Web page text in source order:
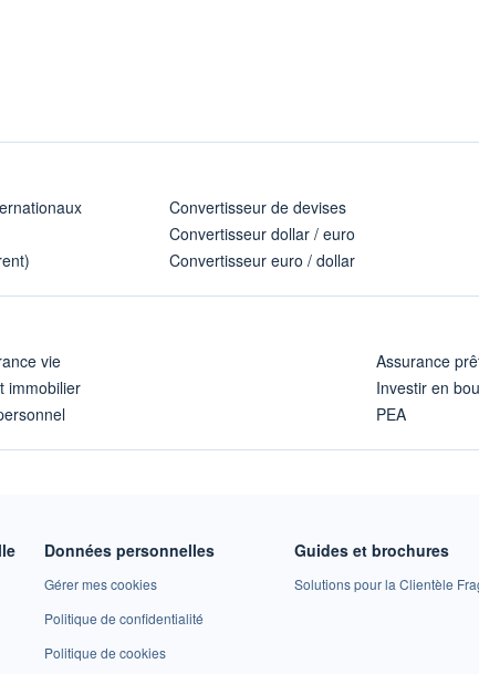
Convertisseur de devises
Convertisseur dollar / euro
Convertisseur euro / dollar
vie
immobilier
Assurance
Investir en
PEA
Données personnelles
Gérer mes cookies
Politique de confidentialité
Politique de cookies
Guides et brochures
Solutions pour la Clientèle